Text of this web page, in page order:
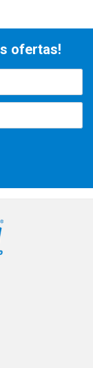
ofertas!